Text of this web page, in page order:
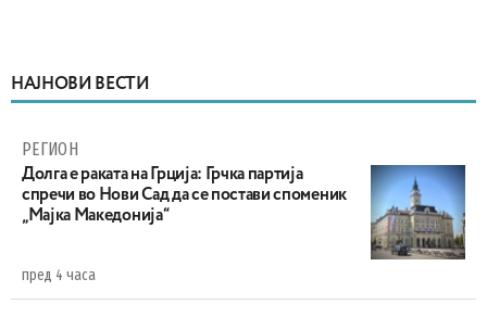
НАЈНОВИ ВЕСТИ
РЕГИОН
Долга е раката на Грција: Грчка партија
спречи во Нови Сад да се постави споменик
„Мајка Македонија“
пред 4 часа